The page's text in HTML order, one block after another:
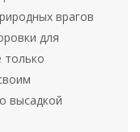
врагов
для
только
высадкой